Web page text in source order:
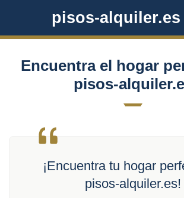
pisos-alquiler.es
Encuentra el hogar
pisos-
¡Encuentra tu hogar
pisos-alquiler.es!